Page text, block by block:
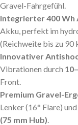
Gravel-Fahrgefühl.
Integrierter 400 Wh
Akku, perfekt im
(Reichweite bis zu 90
Innovativer
Vibrationen durch
Front.
Premium Gravel-
Lenker (16° Flare) und
(75 mm Hub).